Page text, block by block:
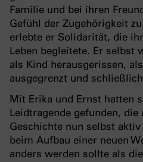
Familie und bei ihren
Gefühl der Zugehörigkeit
erlebte er Solidarität, die
Leben begleitete. Er selbst
als Kind herausgerissen, als
ausgegrenzt und
Mit Erika und Ernst hatten
Leidtragende gefunden,
Geschichte nun selbst
beim Aufbau einer neuen
anders werden sollte als